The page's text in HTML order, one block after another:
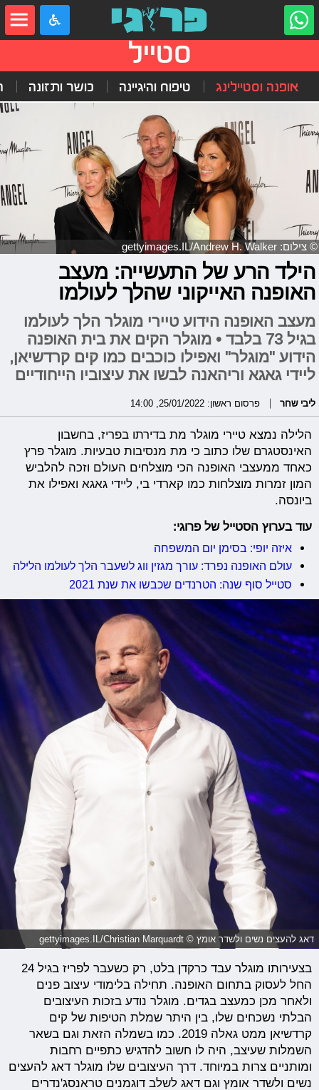
סטייל
אופנה וסטיילינג טיפוח והיגיינה כושר ותזונה
© צילום: gettyimages.IL/Andrew H. Walker
הילד הרע של התעשייה: מעצב
האופנה האייקוני שהלך לעולמו
מעצב האופנה הידוע טיירי מוגלר הלך לעולמו
בגיל 73 בלבד • מוגלר הקים את בית האופנה
הידוע "מוגלר" ואפילו כוכבים כמו קים קרדשיאן,
ליידי גאגא וריהאנה לבשו את עיצוביו הייחודיים
ליבי שחר פרסום ראשון: 25/01/2022, 14:00
הלילה נמצא טיירי מוגלר מת בדירתו בפריז, בחשבון
האינסטגרם שלו כתוב כי מת מנסיבות טבעיות. מוגלר פרץ
כאחד ממעצבי האופנה הכי מוצלחים העולם וזכה להלביש
המון זמרות מוצלחות כמו קארדי בי, ליידי גאגא ואפילו את
ביונסה.
עוד בערוץ הסטייל של פרוגי:
איזה יופי: בסימן יום המשפחה
עולם האופנה נפרד: עורך מגזין ווג לשעבר הלך לעולמו הלילה
סטייל סוף שנה: הטרנדים שכבשו את שנת 2021
דאג להעצים נשים ולשדר אומץ © gettyimages.IL/Christian Marquardt
בצעירותו מוגלר עבד כרקדן בלט, רק כשעבר לפריז בגיל 24
החל לעסוק בתחום האופנה. תחילה בלימודי עיצוב פנים
ולאחר מכן כמעצב בגדים. מוגלר נודע בזכות העיצובים
הבלתי נשכחים שלו, בין היתר שמלת הטיפות של קים
קרדשיאן ממט גאלה 2019. כמו בשמלה הזאת וגם בשאר
השמלות שעיצב, היה לו חשוב להדגיש כתפיים רחבות
ומותניים צרות במיוחד. דרך העיצובים שלו מוגלר דאג להעצים
נשים ולשדר אומץ וגם דאג לשלב דוגמנים טראנסג'נדרים